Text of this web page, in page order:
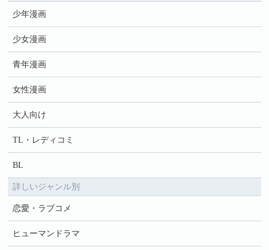
少年漫画
少女漫画
青年漫画
女性漫画
大人向け
TL・レディコミ
BL
詳しいジャンル別
恋愛・ラブコメ
ヒューマンドラマ